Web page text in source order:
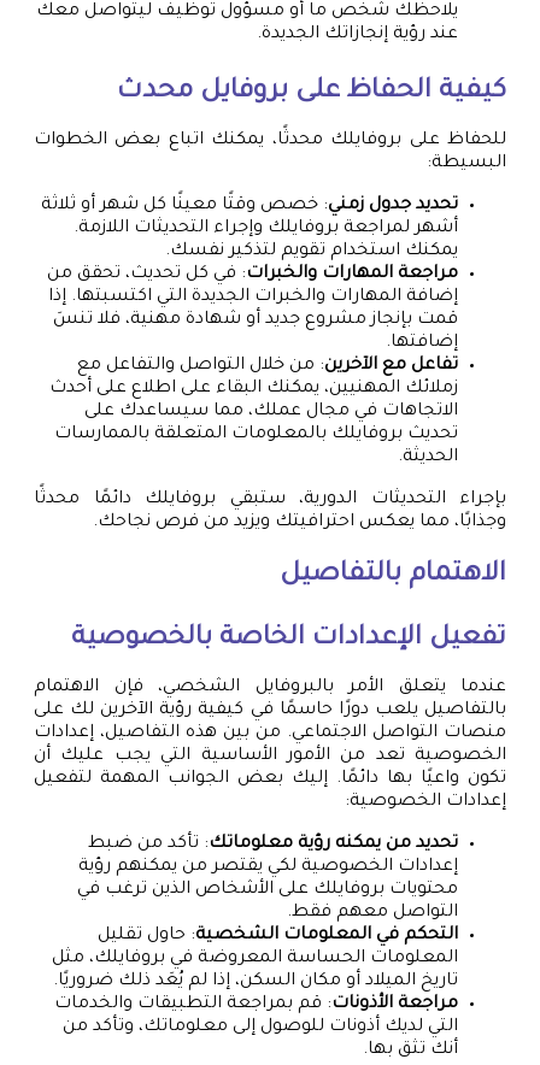
يلاحظك شخص ما أو مسؤول توظيف ليتواصل معك
عند رؤية إنجازاتك الجديدة.
كيفية الحفاظ على بروفايل محدث
للحفاظ على بروفايلك محدثًا، يمكنك اتباع بعض الخطوات
البسيطة:
تحديد جدول زمني: خصص وقتًا معينًا كل شهر أو ثلاثة
أشهر لمراجعة بروفايلك وإجراء التحديثات اللازمة.
يمكنك استخدام تقويم لتذكير نفسك.
مراجعة المهارات والخبرات: في كل تحديث، تحقق من
إضافة المهارات والخبرات الجديدة التي اكتسبتها. إذا
قمت بإنجاز مشروع جديد أو شهادة مهنية، فلا تنسَ
إضافتها.
تفاعل مع الآخرين: من خلال التواصل والتفاعل مع
زملائك المهنيين، يمكنك البقاء على اطلاع على أحدث
الاتجاهات في مجال عملك، مما سيساعدك على
تحديث بروفايلك بالمعلومات المتعلقة بالممارسات
الحديثة.
بإجراء التحديثات الدورية، ستبقي بروفايلك دائمًا محدثًا
وجذابًا، مما يعكس احترافيتك ويزيد من فرص نجاحك.
الاهتمام بالتفاصيل
تفعيل الإعدادات الخاصة بالخصوصية
عندما يتعلق الأمر بالبروفايل الشخصي، فإن الاهتمام
بالتفاصيل يلعب دورًا حاسمًا في كيفية رؤية الآخرين لك على
منصات التواصل الاجتماعي. من بين هذه التفاصيل، إعدادات
الخصوصية تعد من الأمور الأساسية التي يجب عليك أن
تكون واعيًا بها دائمًا. إليك بعض الجوانب المهمة لتفعيل
إعدادات الخصوصية:
تحديد من يمكنه رؤية معلوماتك: تأكد من ضبط
إعدادات الخصوصية لكي يقتصر من يمكنهم رؤية
محتويات بروفايلك على الأشخاص الذين ترغب في
التواصل معهم فقط.
التحكم في المعلومات الشخصية: حاول تقليل
المعلومات الحساسة المعروضة في بروفايلك، مثل
تاريخ الميلاد أو مكان السكن، إذا لم يُعَد ذلك ضروريًا.
مراجعة الأذونات: قم بمراجعة التطبيقات والخدمات
التي لديك أذونات للوصول إلى معلوماتك، وتأكد من
أنك تثق بها.